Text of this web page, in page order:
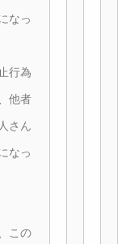
なっ
行為
他者
さん
なっ
この